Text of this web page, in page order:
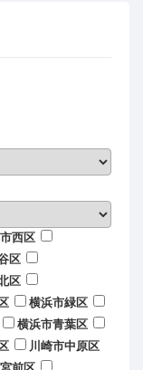
西区
区
区
横浜市緑区
横浜市青葉区
川崎市中原区